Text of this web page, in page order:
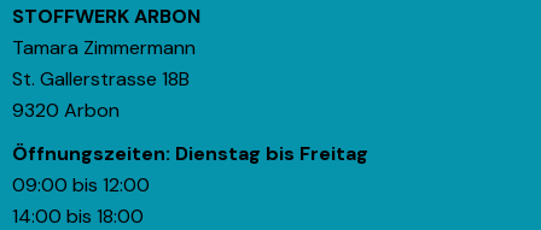
STOFFWERK ARBON
Tamara Zimmermann
St. Gallerstrasse 18B
9320 Arbon
Öffnungszeiten: Dienstag bis Freitag
09:00 bis 12:00
14:00 bis 18:00